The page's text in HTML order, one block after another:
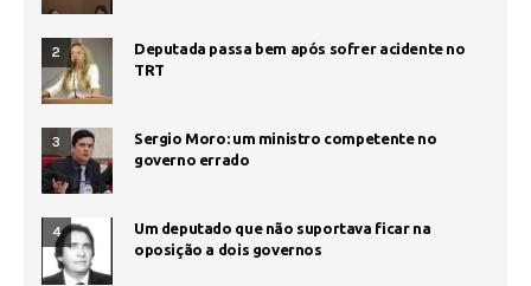
2
Deputada passa bem após sofrer acidente no
TRT
3
Sergio Moro: um ministro competente no
governo errado
4
Um deputado que não suportava ficar na
oposição a dois governos